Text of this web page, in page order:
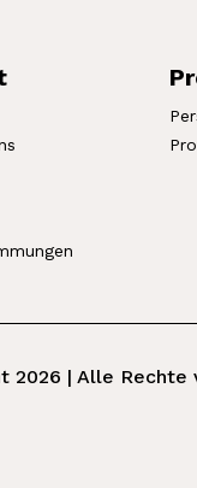
2026 | Alle Rechte